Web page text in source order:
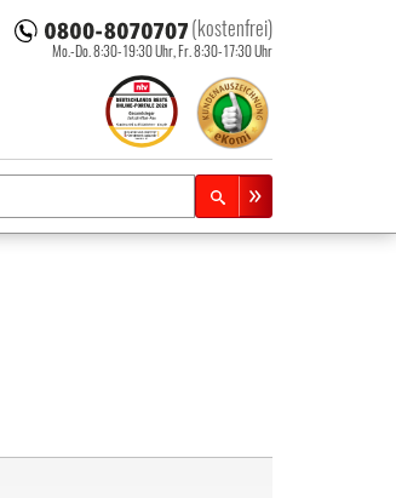
(kostenfrei)
Mo.-Do. 8:30-19:30 Uhr, Fr. 8:30-17:30 Uhr